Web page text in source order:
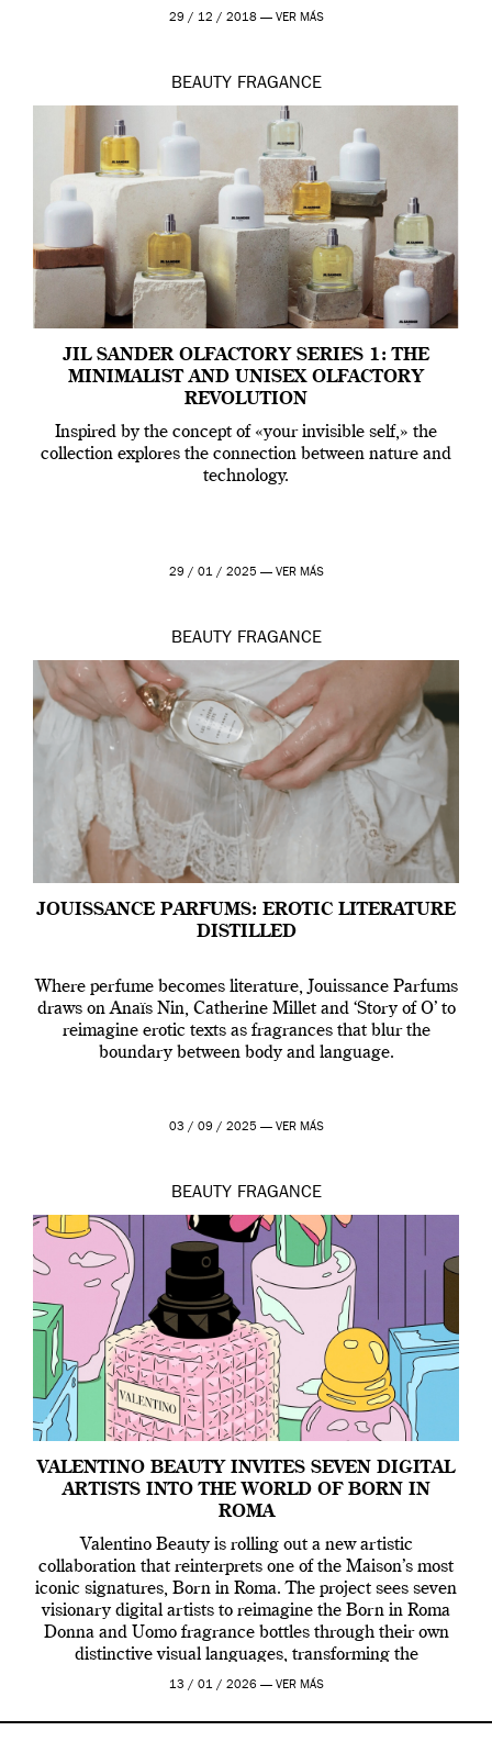
ropa […]
29 / 12 / 2018 — VER MÁS
BEAUTY FRAGANCE
JIL SANDER OLFACTORY SERIES 1: THE
MINIMALIST AND UNISEX OLFACTORY
REVOLUTION
Inspired by the concept of «your invisible self,» the
collection explores the connection between nature and
technology.
29 / 01 / 2025 — VER MÁS
BEAUTY FRAGANCE
JOUISSANCE PARFUMS: EROTIC LITERATURE
DISTILLED
Where perfume becomes literature, Jouissance Parfums
draws on Anaïs Nin, Catherine Millet and ‘Story of O’ to
reimagine erotic texts as fragrances that blur the
boundary between body and language.
03 / 09 / 2025 — VER MÁS
BEAUTY FRAGANCE
VALENTINO BEAUTY INVITES SEVEN DIGITAL
ARTISTS INTO THE WORLD OF BORN IN
ROMA
Valentino Beauty is rolling out a new artistic
collaboration that reinterprets one of the Maison’s most
iconic signatures, Born in Roma. The project sees seven
visionary digital artists to reimagine the Born in Roma
Donna and Uomo fragrance bottles through their own
distinctive visual languages, transforming the
emblematic design into a contemporary canvas.
13 / 01 / 2026 — VER MÁS